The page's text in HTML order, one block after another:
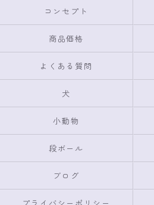
コンセプト
商品価格
よくある質問
犬
小動物
段ボール
ブログ